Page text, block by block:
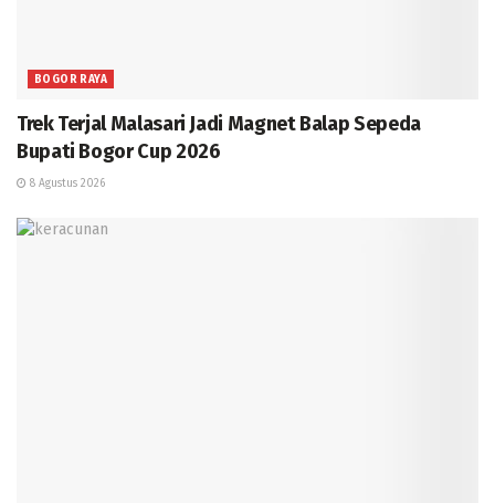
BOGOR RAYA
Trek Terjal Malasari Jadi Magnet Balap Sepeda
Bupati Bogor Cup 2026
8 Agustus 2026